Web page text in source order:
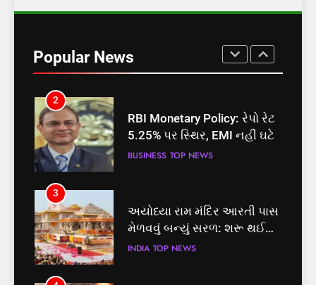
Popular News
બેઠક પરથી પવન પાંડેને 2027
માટે બનાવાયા ઉમેદવાર
INDIA
2
RBI Monetary Policy: રેપો રેટ
5.25% પર સ્થિર, EMI નહીં ઘટે
BUSINESS TOP NEWS
3
અયોધ્યા રામ મંદિર આરતી પાસ
મેળવવું બન્યું સરળ: શરૂ થઈ
તત્કાલ સુવિધા, જાણો સંપૂર્ણ
INDIA TOP NEWS